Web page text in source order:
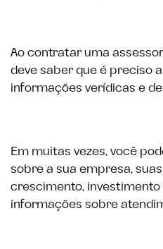
Ao contratar uma
deve saber que é preciso
informações verídicas e
Em muitas vezes, você
sobre a sua empresa,
crescimento, investimento
informações sobre